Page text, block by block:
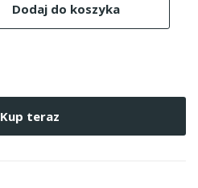
Dodaj do koszyka
Kup teraz